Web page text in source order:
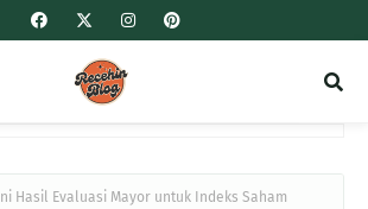
Ini Hasil Evaluasi Mayor untuk Indeks Saham